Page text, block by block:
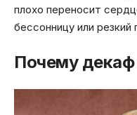
плохо переносит
бессонницу или резкий
Почему